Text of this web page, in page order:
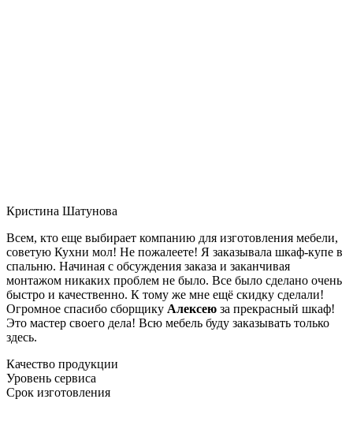
Кристина Шатунова
Всем, кто еще выбирает компанию для изготовления мебели,
советую Кухни мол! Не пожалеете! Я заказывала шкаф-купе в
спальню. Начиная с обсуждения заказа и заканчивая
монтажом никаких проблем не было. Все было сделано очень
быстро и качественно. К тому же мне ещё скидку сделали!
Огромное спасибо сборщику Алексею за прекрасный шкаф!
Это мастер своего дела! Всю мебель буду заказывать только
здесь.
Качество продукции
Уровень сервиса
Срок изготовления